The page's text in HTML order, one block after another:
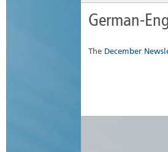
German-
The December